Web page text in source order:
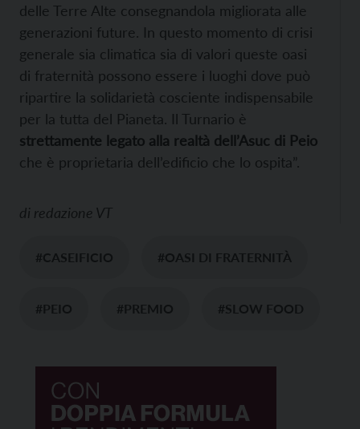
delle Terre Alte consegnandola migliorata alle
generazioni future. In questo momento di crisi
generale sia climatica sia di valori queste oasi
di fraternità possono essere i luoghi dove può
ripartire la solidarietà cosciente indispensabile
per la tutta del Pianeta. Il Turnario è
strettamente legato alla realtà dell’Asuc di Peio
che è proprietaria dell’edificio che lo ospita”.
di redazione VT
#CASEIFICIO #OASI DI FRATERNITÀ
#PEIO #PREMIO #SLOW FOOD